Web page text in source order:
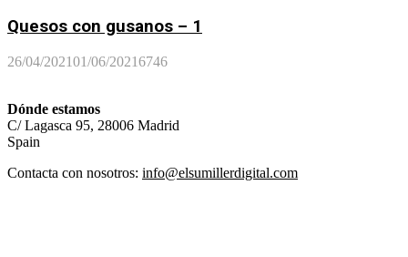
Quesos con gusanos – 1
26/04/202101/06/20216746
Dónde estamos
C/ Lagasca 95, 28006 Madrid
Spain
Contacta con nosotros: info@elsumillerdigital.com